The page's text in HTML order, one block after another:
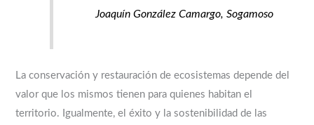
Joaquín González Camargo, Sogamoso
La conservación y restauración de ecosistemas depende del
valor que los mismos tienen para quienes habitan el
territorio. Igualmente, el éxito y la sostenibilidad de las